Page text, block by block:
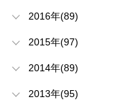
2016年(89)
2015年(97)
2014年(89)
2013年(95)